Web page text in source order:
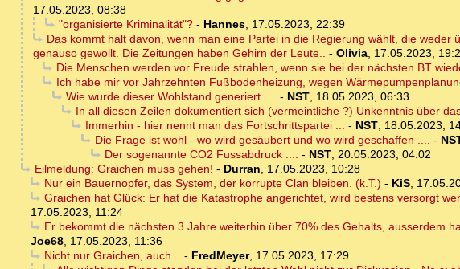
17.05.2023, 08:38
"organisierte Kriminalität"?- Hannes, 17.05.2023, 22:39
Das kommt halt davon, wenn man eine Partei in die Regierung wählt, die
genauso gewollt. Die Zeitungen haben Gehirn der Leute.. - Olivia, 17.05.2023,
Die Menschen werden vor Freude strahlen, wenn sie bei der nächsten BT
Ich habe mir vor Jahrzehnten Fußbodenheizung, wegen
Wie wurde dieser Wohlstand generiert .... - NST, 18.05.2023, 06:33
In all diesen Zeilen dokumentiert sich (vermeintliche ?) Unkenntnis über
Immerhin - hier nennt man das Fortschrittspartei ... - NST, 18.05.2023,
Die Frage ist wohl - wo wird gesäubert und wo wird geschaffen .... -
Der sogenannte CO2 Fussabdruck .... - NST, 20.05.2023, 04:02
Eilmeldung: Graichen muss gehen! - Durran, 17.05.2023, 10:28
Nur ein Bauernopfer, das System, der korrupte Clan bleiben. (k.T.) - KiS,
Graichen hat Glück: Er hat die Katastrophe angerichtet, wird bestens versorgt
17.05.2023, 11:24
Er bekommt die nächsten 3 Jahre weiterhin über 70% des Gehalts, ausserdem
Joe68, 17.05.2023, 11:36
Nicht nur Graichen, auch... - FredMeyer, 17.05.2023, 17:29